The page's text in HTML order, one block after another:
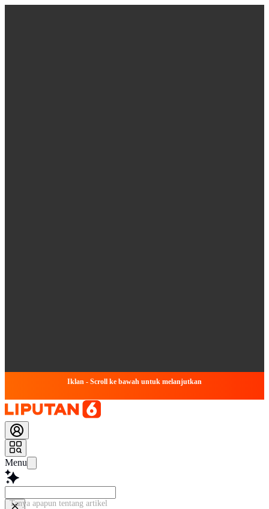
Iklan - Scroll ke bawah untuk melanjutkan
Menu
Tanya apapun tentang artikel ini...